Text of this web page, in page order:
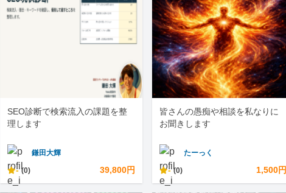
SEO診断で検索流入の課題を整
理します
鎌田大輝
- (0) 39,800円
皆さんの愚痴や相談を私なりに
お聞きします
たーっく
- (0) 1,500円